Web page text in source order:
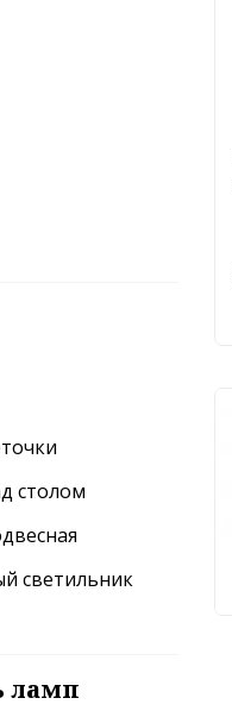
столом
светильник
ламп